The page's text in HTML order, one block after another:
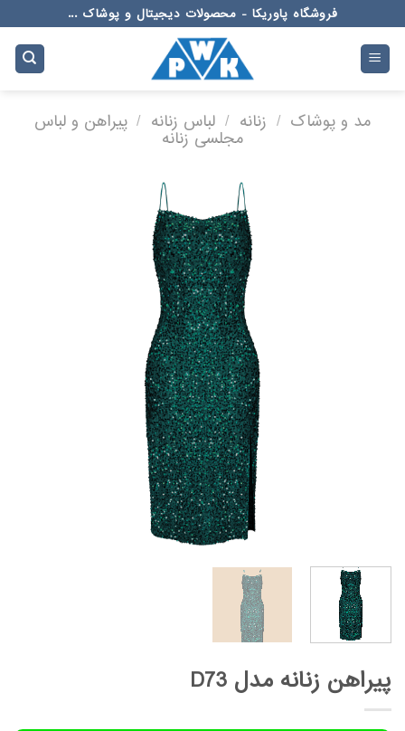
to
content
فروشگاه پاوریکا - محصولات دیجیتال و پوشاک ...
مد و پوشاک / زنانه / لباس زنانه / پیراهن و لباس
مجلسی زنانه
پیراهن زنانه مدل D73